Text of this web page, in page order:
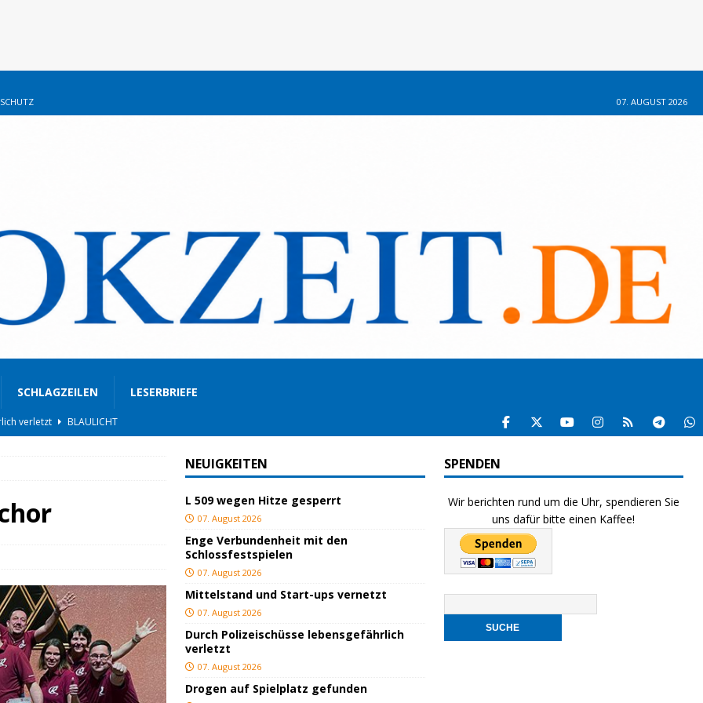
07. AUGUST 2026
SCHLAGZEILEN LESERBRIEFE
BLAULICHT
BLAULICHT
KULTUR
TOP
verletzt BLAULICHT
NEUIGKEITEN
L 509 wegen Hitze gesperrt
07. August 2026
Enge Verbundenheit mit den
Schlossfestspielen
07. August 2026
Mittelstand und Start-ups vernetzt
07. August 2026
Durch Polizeischüsse lebensgefährlich
verletzt
07. August 2026
Drogen auf Spielplatz gefunden
SPENDEN
Wir berichten rund um die Uhr, spendieren Sie
uns dafür bitte einen Kaffee!